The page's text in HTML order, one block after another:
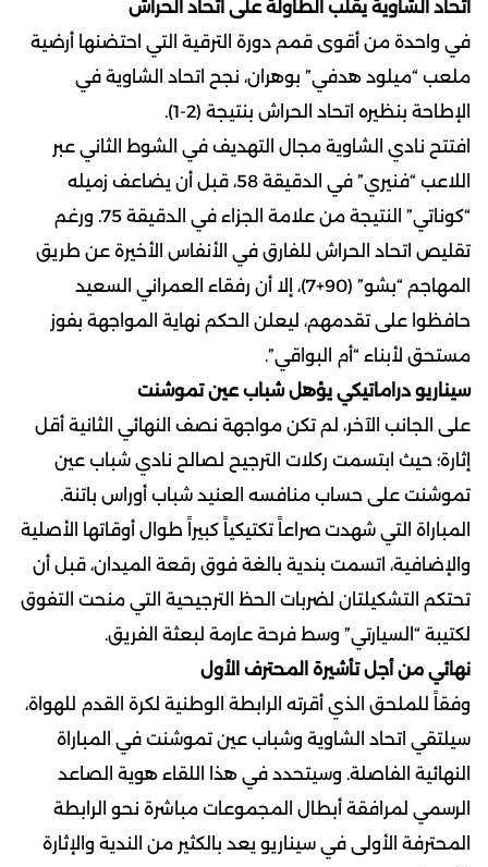
اتحاد الشاوية يقلب الطاولة على اتحاد الحراش
في واحدة من أقوى قمم دورة الترقية التي احتضنها أرضية
ملعب “ميلود هدفي” بوهران، نجح اتحاد الشاوية في
الإطاحة بنظيره اتحاد الحراش بنتيجة (2-1).
افتتح نادي الشاوية مجال التهديف في الشوط الثاني عبر
اللاعب “فنيري” في الدقيقة 58، قبل أن يضاعف زميله
“كوناتي” النتيجة من علامة الجزاء في الدقيقة 75. ورغم
تقليص اتحاد الحراش للفارق في الأنفاس الأخيرة عن طريق
المهاجم “بشو” (90+7)، إلا أن رفقاء العمراني السعيد
حافظوا على تقدمهم، ليعلن الحكم نهاية المواجهة بفوز
مستحق لأبناء “أم البواقي”.
سيناريو دراماتيكي يؤهل شباب عين تموشنت
على الجانب الآخر، لم تكن مواجهة نصف النهائي الثانية أقل
إثارة؛ حيث ابتسمت ركلات الترجيح لصالح نادي شباب عين
تموشنت على حساب منافسه العنيد شباب أوراس باتنة.
المباراة التي شهدت صراعاً تكتيكياً كبيراً طوال أوقاتها الأصلية
والإضافية، اتسمت بندية بالغة فوق رقعة الميدان، قبل أن
تحتكم التشكيلتان لضربات الحظ الترجيحية التي منحت التفوق
لكتيبة “السيارتي” وسط فرحة عارمة لبعثة الفريق.
نهائي من أجل تأشيرة المحترف الأول
وفقاً للملحق الذي أقرته الرابطة الوطنية لكرة القدم للهواة،
سيلتقي اتحاد الشاوية وشباب عين تموشنت في المباراة
النهائية الفاصلة. وسيتحدد في هذا اللقاء هوية الصاعد
الرسمي لمرافقة أبطال المجموعات مباشرة نحو الرابطة
المحترفة الأولى في سيناريو يعد بالكثير من الندية والإثارة